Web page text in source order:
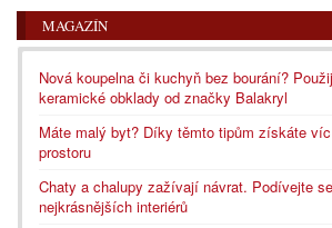
MAGAZÍN
Nová koupelna či kuchyň bez bourání?
keramické obklady od značky Balakryl
Máte malý byt? Díky těmto tipům získáte
prostoru
Chaty a chalupy zažívají návrat. Podívejte
nejkrásnějších interiérů